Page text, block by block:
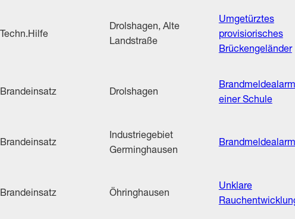
Techn.Hilfe
Drolshagen, Alte
Landstraße
Umgetürztes
provisiorisches
Brückengeländer
Brandeinsatz Drolshagen
einer Schule
Brandeinsatz
Industriegebiet
Germinghausen
Brandmeldealarm
Brandeinsatz Öhringhausen
Unklare